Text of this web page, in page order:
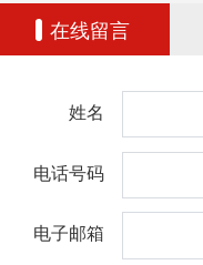
在线留言
姓名
电话号码
电子邮箱